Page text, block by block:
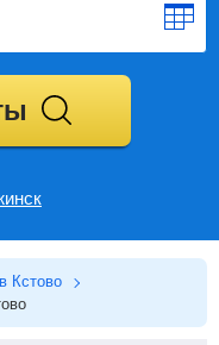
в Кстово